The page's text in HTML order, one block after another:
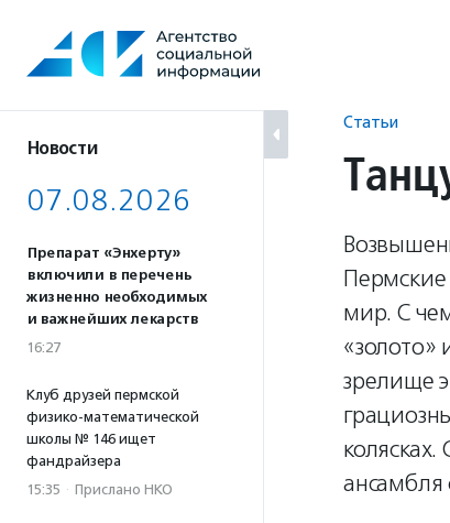
содержанию
Новости
07.08.2026
Препарат «Энхерту»
включили в перечень
жизненно необходимых
и важнейших лекарств
16:27
Клуб друзей пермской
физико-математической
школы № 146 ищет
фандрайзера
15:35 · Прислано НКО
Статьи
мир. С
«золото»
зрелище
ансамбля